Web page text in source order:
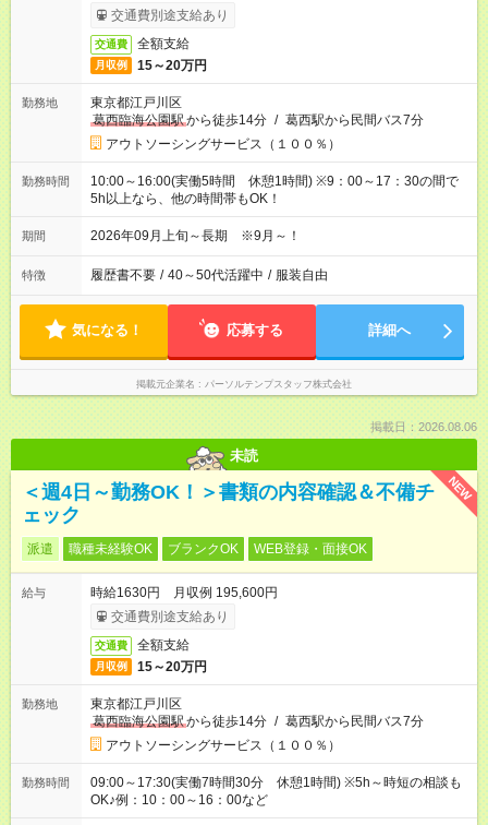
交通費別途支給あり
交通費 全額支給
月収例 15～20万円
勤務地
東京都江戸川区
葛西臨海公園駅から徒歩14分 / 葛西駅から民間バス7分
アウトソーシングサービス（１００％）
勤務時間
10:00～16:00(実働5時間 休憩1時間) ※9：00～17：30の間で
5h以上なら、他の時間帯もOK！
期間 2026年09月上旬～長期 ※9月～！
特徴 履歴書不要 / 40～50代活躍中 / 服装自由
気になる！ 応募する 詳細へ
掲載元企業名 パーソルテンプスタッフ株式会社
掲載日：2026.08.06
未読
NEW
＜週4日～勤務OK！＞書類の内容確認＆不備チ
ェック
派遣 職種未経験OK ブランクOK WEB登録・面接OK
給与
時給1630円 月収例 195,600円
交通費別途支給あり
交通費 全額支給
月収例 15～20万円
勤務地
東京都江戸川区
葛西臨海公園駅から徒歩14分 / 葛西駅から民間バス7分
アウトソーシングサービス（１００％）
勤務時間
09:00～17:30(実働7時間30分 休憩1時間) ※5h～時短の相談も
OK♪例：10：00～16：00など